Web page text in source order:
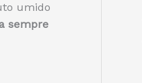
umido
sempre